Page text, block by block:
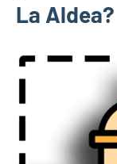
La Aldea?